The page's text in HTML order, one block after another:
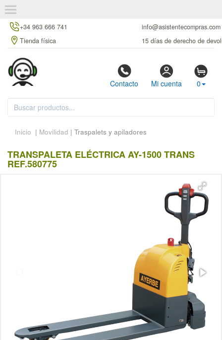
+34 963 666 741
info@asistentecompras.com
Tienda física
15 días de derecho de
Contacto Mi cuenta 0
Inicio | Movilidad | Traspalets y apiladores
TRANSPALETA ELÉCTRICA AY-1500 TRANS
REF.580775